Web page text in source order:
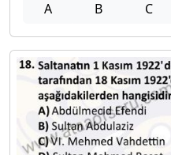
A B C